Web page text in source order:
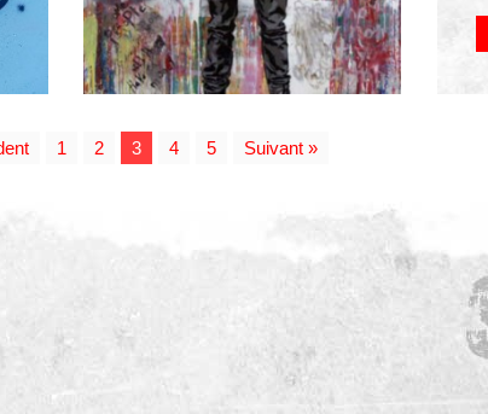
1 2 3 4 5 Suivant »